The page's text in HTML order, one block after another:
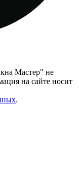
Мастер" не
на сайте носит
.